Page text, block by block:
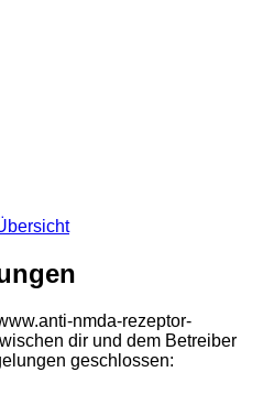
nmda-rezeptor-
dir und dem Betreiber
geschlossen: